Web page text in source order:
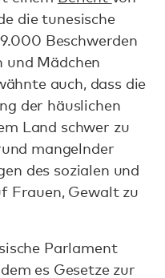
die tunesische
Beschwerden
und Mädchen
auch, dass die
der häuslichen
Land schwer zu
mangelnder
des sozialen und
Frauen, Gewalt zu
Parlament
es Gesetze zur